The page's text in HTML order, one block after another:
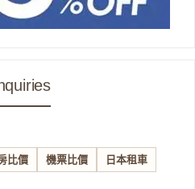
比價 機票比價 日本租車